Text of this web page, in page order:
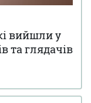
вийшли у
та глядачів